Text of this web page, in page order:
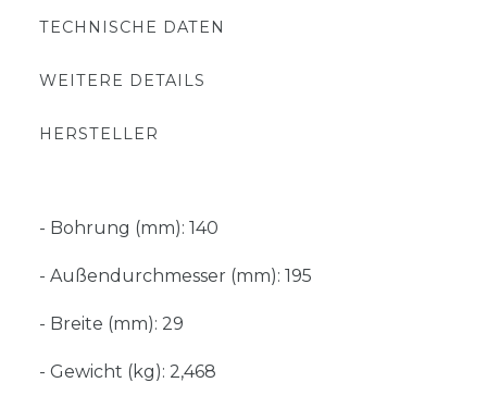
TECHNISCHE DATEN
WEITERE DETAILS
HERSTELLER
- Bohrung (mm): 140
- Außendurchmesser (mm): 195
- Breite (mm): 29
- Gewicht (kg): 2,468